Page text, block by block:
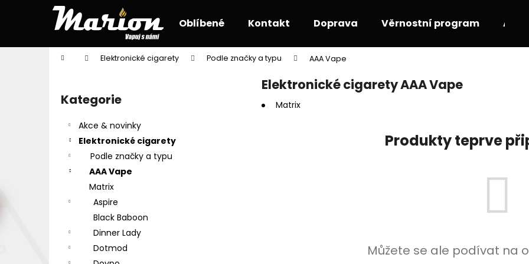
Oblíbené Kontakt Doprava Věrnostní program
Domů Elektronické cigarety Podle značky a typu AAA Vape
Přeskočit
kategorie
Kategorie
Akce & novinky
Elektronické cigarety
Podle značky a typu
AAA Vape
Matrix
Aspire
Black Baboon
Dinner Lady
Dotmod
Elektronické cigarety AAA Vape
Matrix
Produkty teprve
Můžete se ale podívat na
í
Zpět
do
Zpět
do
Co potřebujete najít?